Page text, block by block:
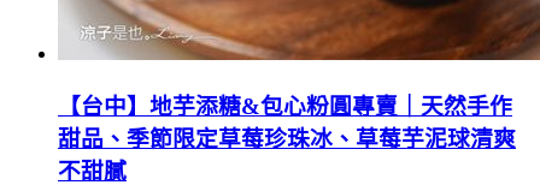
【台中】地芋添糖&包心粉圓專賣｜天然手作
甜品、季節限定草莓珍珠冰、草莓芋泥球清爽
不甜膩